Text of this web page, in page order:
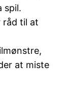
spil.
råd til at
at miste